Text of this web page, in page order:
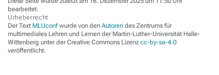
bearbeitet.
Urheberrecht
Der Text MLUconfwurde von den Autoren des Zentrums für
multimediales Lehren und Lernen der Martin-Luther-Universität Halle-
Wittenberg unter der Creative Commons Lizenz cc-by-sa-4.0
veröffentlicht.